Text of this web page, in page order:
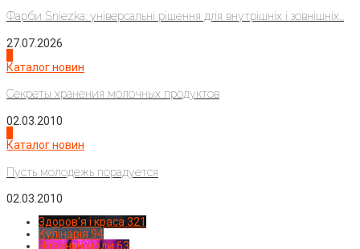
Фарби Sniezka: універсальні рішення для внутрішніх і зовнішніх...
27.07.2026
Каталог новин
Секреты хранения молочных продуктов
02.03.2010
Каталог новин
Пусть молодежь порадуется
02.03.2010
Здоров'я і краса 321
Кулінарія 94
Новинки моди 63